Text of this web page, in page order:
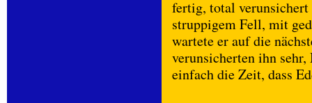
fertig, total
struppigem Fell, mit
wartete er auf die
verunsicherten ihn
einfach die Zeit, dass